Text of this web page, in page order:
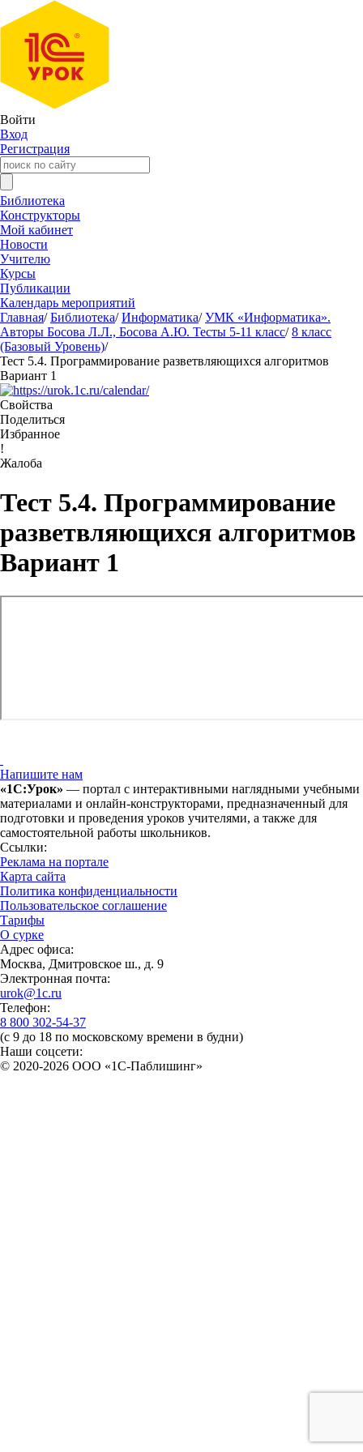
Войти
Вход
Регистрация
Библиотека
Конструкторы
Мой кабинет
Новости
Учителю
Курсы
Публикации
Календарь мероприятий
Главная/ Библиотека/ Информатика/ УМК «Информатика».
Авторы Босова Л.Л., Босова А.Ю. Тесты 5-11 класс/ 8 класс
(Базовый Уровень)/
Тест 5.4. Программирование разветвляющихся алгоритмов
Вариант 1
Свойства
Поделиться
Избранное
!
Жалоба
Тест 5.4. Программирование
разветвляющихся алгоритмов
Вариант 1
Напишите нам
«1С:Урок» — портал с интерактивными наглядными учебными
материалами и онлайн-конструкторами, предназначенный для
подготовки и проведения уроков учителями, а также для
самостоятельной работы школьников.
Ссылки:
Реклама на портале
Карта сайта
Политика конфиденциальности
Пользовательское соглашение
Тарифы
О сурке
Адрес офиса:
Москва, Дмитровское ш., д. 9
Электронная почта:
urok@1c.ru
Телефон:
8 800 302-54-37
(с 9 до 18 по московскому времени в будни)
Наши соцсети:
© 2020-2026 OOO «1С-Паблишинг»